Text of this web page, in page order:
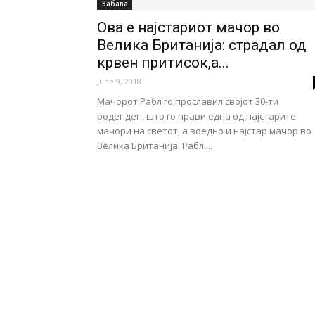
Забава
Ова е најстариот мачор во
Велика Британија: страдал од
крвен притисок,а...
June 9, 2018
Мачорот Рабл го прославил својот 30-ти
роденден, што го прави една од најстарите
мачори на светот, а воедно и најстар мачор во
Велика Британија. Рабл,...